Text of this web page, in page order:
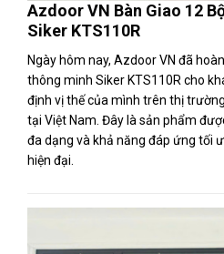
Azdoor VN Bàn Giao 12
Siker KTS110R
Ngày hôm nay, Azdoor VN đã
thông minh Siker KTS110R cho
định vị thế của mình trên thị
tại Việt Nam. Đây là sản phẩm
đa dạng và khả năng đáp ứng tối
hiện đại.